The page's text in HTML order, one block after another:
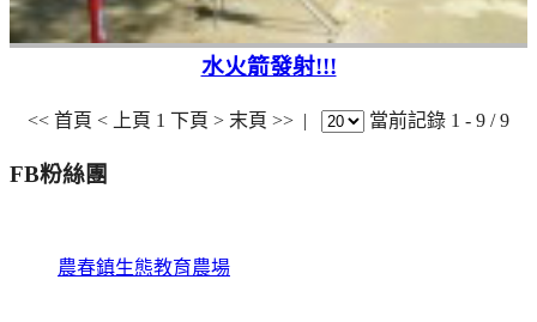
水火箭發射!!!
<< 首頁 < 上頁 1 下頁 > 末頁 >> | 當前記錄 1 - 9 / 9
FB粉絲團
農春鎮生態教育農場